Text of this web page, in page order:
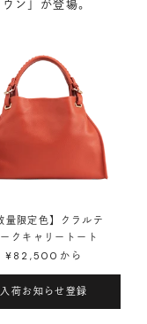
ン」が登場。
量限定色】クラルテ
クキャリートート
¥82,500 から
入荷お知らせ登録